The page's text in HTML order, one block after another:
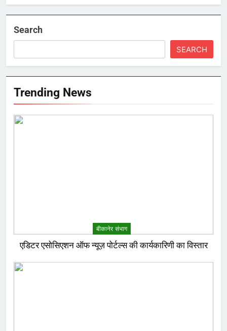
Search
SEARCH
Trending News
बीकानेर संभाग
एडिटर एसोसिएशन ऑफ न्यूज़ पोर्टल्स की कार्यकारिणी का विस्तार